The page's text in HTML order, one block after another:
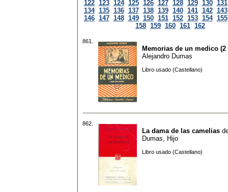
122 123 124 125 126 127 128 129 130 131
134 135 136 137 138 139 140 141 142 143
146 147 148 149 150 151 152 153 154 155
158 159 160 161 162
861.
Memorias de un medico (2
Alejandro Dumas
Libro usado (Castellano)
862.
La dama de las camelias
Dumas, Hijo
Libro usado (Castellano)